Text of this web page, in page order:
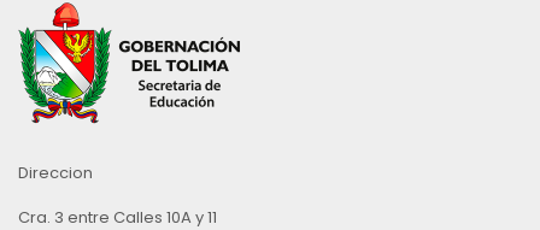
Direccion
Cra. 3 entre Calles 10A y 11